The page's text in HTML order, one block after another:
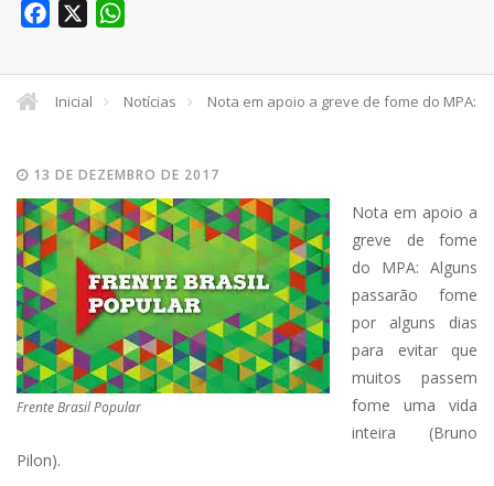
Facebook
Inicial Notícias Nota em apoio a greve de fome do MPA:
13 DE DEZEMBRO DE 2017
Frente Brasil Popular
Nota em apoio a
greve de fome
do MPA: Alguns
passarão fome
por alguns dias
para evitar que
muitos passem
fome uma vida
inteira (Bruno
Pilon).